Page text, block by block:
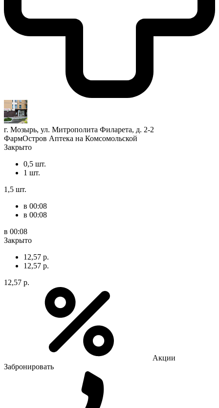
г. Мозырь, ул. Митрополита Филарета, д. 2-2
ФармОстров Аптека на Комсомольской
Закрыто
0,5 шт.
1 шт.
1,5 шт.
в 00:08
в 00:08
в 00:08
Закрыто
12,57 р.
12,57 р.
12,57 р.
Акции
Забронировать